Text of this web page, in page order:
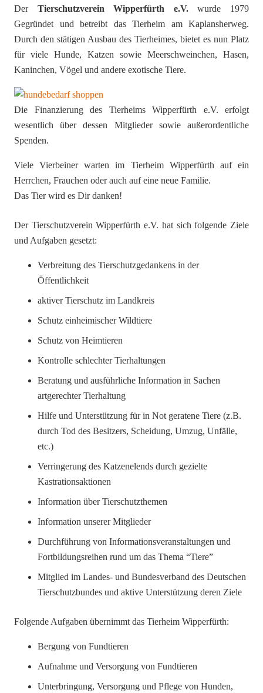
Der Tierschutzverein Wipperfürth e.V.wurde 1979
Gegründet und betreibt das Tierheim am Kaplansherweg.
Durch den stätigen Ausbau des Tierheimes, bietet es nun Platz
für viele Hunde, Katzen sowie Meerschweinchen, Hasen,
Kaninchen, Vögel und andere exotische Tiere.
Die Finanzierung des Tierheims Wipperfürth e.V. erfolgt
wesentlich über dessen Mitglieder sowie außerordentliche
Spenden.
Viele Vierbeiner warten im Tierheim Wipperfürth auf ein
Herrchen, Frauchen oder auch auf eine neue Familie.
Das Tier wird es Dir danken!
Der Tierschutzverein Wipperfürth e.V. hat sich folgende Ziele
und Aufgaben gesetzt:
Verbreitung des Tierschutzgedankens in der
Öffentlichkeit
aktiver Tierschutz im Landkreis
Schutz einheimischer Wildtiere
Schutz von Heimtieren
Kontrolle schlechter Tierhaltungen
Beratung und ausführliche Information in Sachen
artgerechter Tierhaltung
Hilfe und Unterstützung für in Not geratene Tiere (z.B.
durch Tod des Besitzers, Scheidung, Umzug, Unfälle,
etc.)
Verringerung des Katzenelends durch gezielte
Kastrationsaktionen
Information über Tierschutzthemen
Information unserer Mitglieder
Durchführung von Informationsveranstaltungen und
Fortbildungsreihen rund um das Thema “Tiere”
Mitglied im Landes- und Bundesverband des Deutschen
Tierschutzbundes und aktive Unterstützung deren Ziele
Folgende Aufgaben übernimmt das Tierheim Wipperfürth:
Bergung von Fundtieren
Aufnahme und Versorgung von Fundtieren
Unterbringung, Versorgung und Pflege von Hunden,